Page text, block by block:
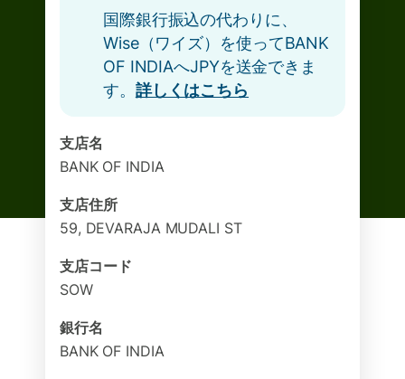
国際銀行振込の代わりに、
Wise（ワイズ）を使ってBANK
OF INDIAへJPYを送金できま
す。 詳しくはこちら
支店名
BANK OF INDIA
支店住所
59, DEVARAJA MUDALI ST
支店コード
SOW
銀行名
BANK OF INDIA